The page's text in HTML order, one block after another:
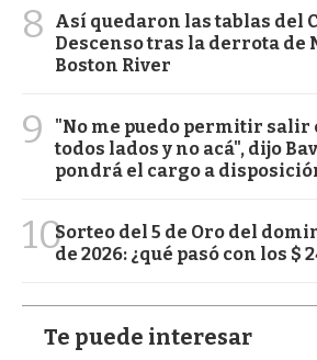
8
Así quedaron las tablas del
Descenso tras la derrota de
Boston River
9
"No me puedo permitir salir
todos lados y no acá", dijo
pondrá el cargo a
10Sorteo del 5 de Oro del
de 2026: ¿qué pasó con los $
Te puede interesar